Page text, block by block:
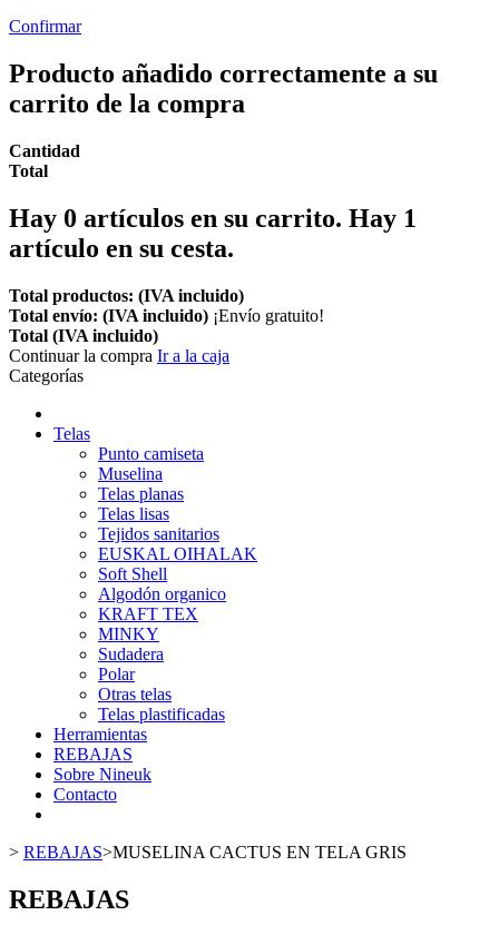
Confirmar
Producto añadido correctamente a su
carrito de la compra
Cantidad
Total
Hay 0 artículos en su carrito. Hay 1
artículo en su cesta.
Total productos: (IVA incluido)
Total envío: (IVA incluido) ¡Envío gratuito!
Total (IVA incluido)
Continuar la compra Ir a la caja
Categorías
Telas
Punto camiseta
Muselina
Telas planas
Telas lisas
Tejidos sanitarios
EUSKAL OIHALAK
Soft Shell
Algodón organico
KRAFT TEX
MINKY
Sudadera
Polar
Otras telas
Telas plastificadas
Herramientas
REBAJAS
Sobre Nineuk
Contacto
> REBAJAS>MUSELINA CACTUS EN TELA GRIS
REBAJAS